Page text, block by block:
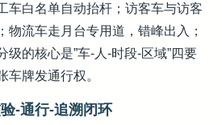
车白名单自动抬杆；访客车与访客
物流车走月台专用道，错峰出入；
级的核心是”车-人-时段-区域”四要
车牌发通行权。
-通行-追溯闭环